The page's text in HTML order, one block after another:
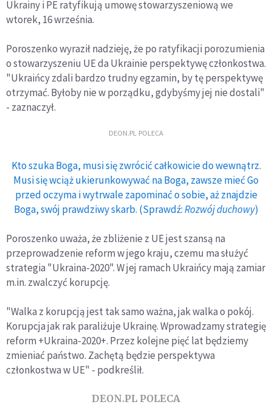
Ukrainy i PE ratyfikują umowę stowarzyszeniową we
wtorek, 16 września.
Poroszenko wyraził nadzieję, że po ratyfikacji porozumienia
o stowarzyszeniu UE da Ukrainie perspektywę członkostwa.
"Ukraińcy zdali bardzo trudny egzamin, by tę perspektywę
otrzymać. Byłoby nie w porządku, gdybyśmy jej nie dostali"
- zaznaczył.
DEON.PL POLECA
Kto szuka Boga, musi się zwrócić całkowicie do wewnątrz.
Musi się wciąż ukierunkowywać na Boga, zawsze mieć Go
przed oczyma i wytrwale zapominać o sobie, aż znajdzie
Boga, swój prawdziwy skarb. (Sprawdź:Rozwój duchowy)
Poroszenko uważa, że zbliżenie z UE jest szansą na
przeprowadzenie reform w jego kraju, czemu ma służyć
strategia "Ukraina-2020". W jej ramach Ukraińcy mają zamiar
m.in. zwalczyć korupcję.
"Walka z korupcją jest tak samo ważna, jak walka o pokój.
Korupcja jak rak paraliżuje Ukrainę. Wprowadzamy strategię
reform +Ukraina-2020+. Przez kolejne pięć lat będziemy
zmieniać państwo. Zachętą będzie perspektywa
członkostwa w UE" - podkreślił.
DEON.PL POLECA